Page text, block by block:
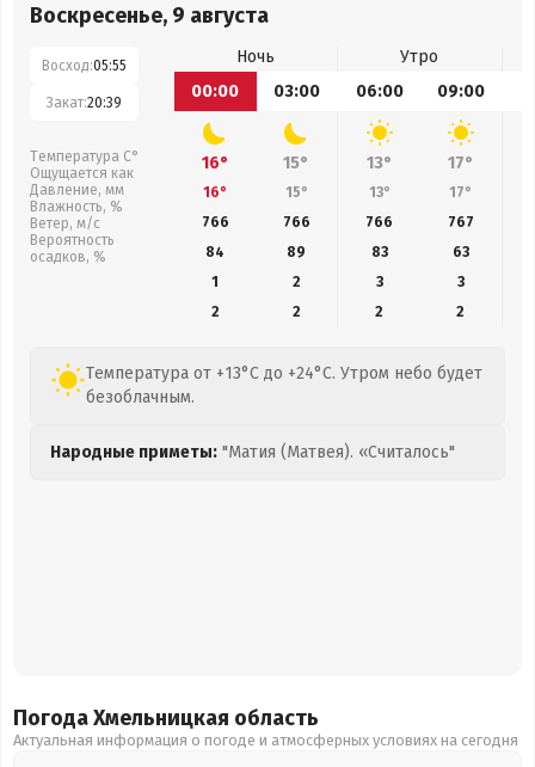
Воскресенье, 9 августа
Восход:05:55
Закат:20:39
Температура С°
Ощущается как
Давление, мм
Влажность, %
Ветер, м/с
Вероятность
осадков, %
Ночь
Утро
00:00
03:00 06:00 09:00
16° 15° 13° 17°
16° 15° 13° 17°
766
766 766 767
84
89 83 63
1
2 3
3
2
2 2 2
Температура от +13°C до +24°C. Утром небо будет
безоблачным.
Народные приметы: "Матия (Матвея). «Считалось"
Погода Хмельницкая область
Актуальная информация о погоде и атмосферных условиях на сегодня